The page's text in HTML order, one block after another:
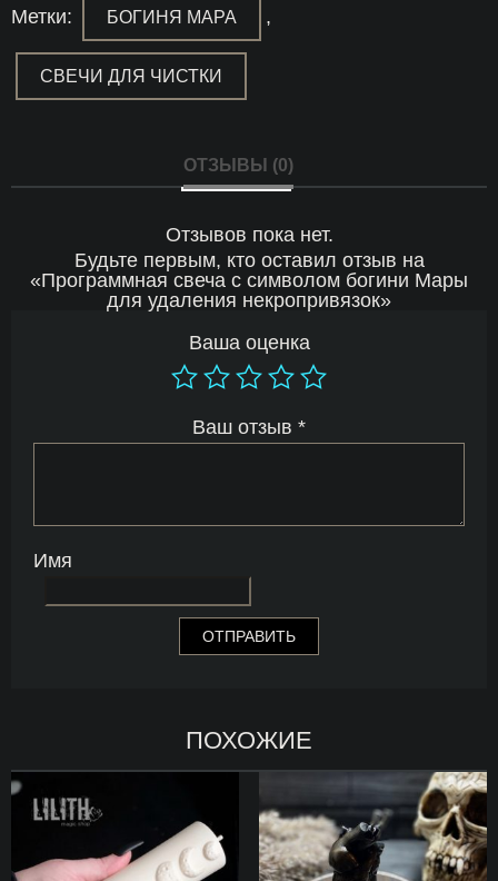
Метки: БОГИНЯ МАРА ,
СВЕЧИ ДЛЯ ЧИСТКИ
ОТЗЫВЫ (0)
Отзывов пока нет.
Будьте первым, кто оставил отзыв на
«Программная свеча с символом богини Мары
для удаления некропривязок»
Ваша оценка
Ваш отзыв *
Имя
ПОХОЖИЕ